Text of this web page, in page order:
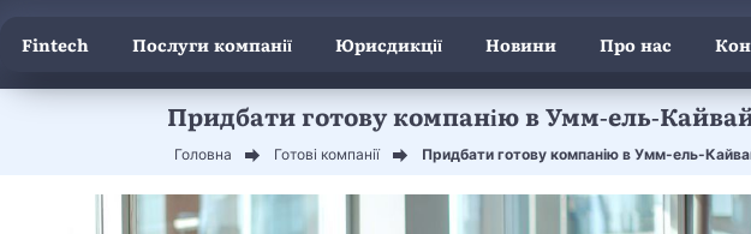
Fintech Послуги компанії Юрисдикції Новини Про нас
Придбати готову компанію в Умм-ель-
Головна Готові компанії Придбати готову компанію в Умм-ель-